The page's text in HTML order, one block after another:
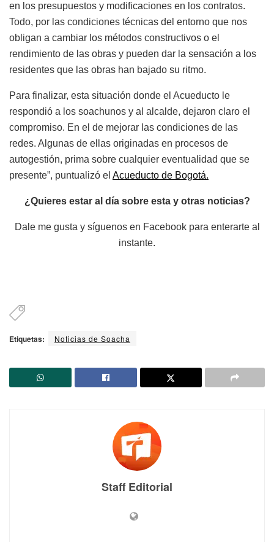
en los presupuestos y modificaciones en los contratos.
Todo, por las condiciones técnicas del entorno que nos
obligan a cambiar los métodos constructivos o el
rendimiento de las obras y pueden dar la sensación a los
residentes que las obras han bajado su ritmo.
Para finalizar, esta situación donde el Acueducto le
respondió a los soachunos y al alcalde, dejaron claro el
compromiso. En el de mejorar las condiciones de las
redes. Algunas de ellas originadas en procesos de
autogestión, prima sobre cualquier eventualidad que se
presente”, puntualizó el Acueducto de Bogotá.
¿Quieres estar al día sobre esta y otras noticias?
Dale me gusta y síguenos en Facebook para enterarte al
instante.
Etiquetas: Noticias de Soacha
Staff Editorial